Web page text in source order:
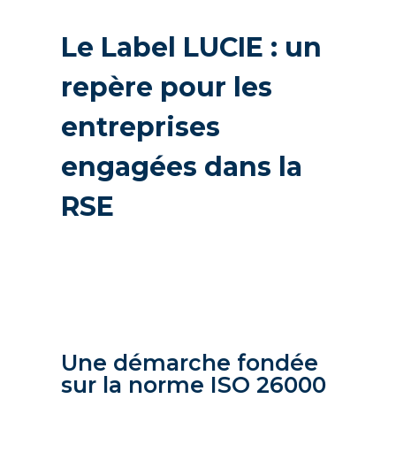
Le Label LUCIE : un
repère pour les
entreprises
engagées dans la
RSE
Une démarche fondée
sur la norme ISO 26000